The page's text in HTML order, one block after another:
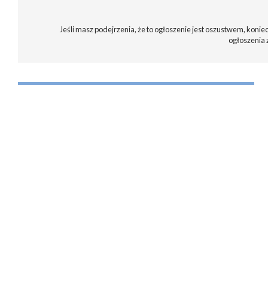
Jeśli masz podejrzenia, że to ogłoszenie jest oszustwem,